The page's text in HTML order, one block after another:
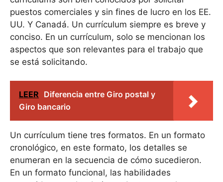
puestos comerciales y sin fines de lucro en los EE.
UU. Y Canadá. Un currículum siempre es breve y
conciso. En un currículum, solo se mencionan los
aspectos que son relevantes para el trabajo que
se está solicitando.
LEER Diferencia entre Giro postal y
Giro bancario
Un currículum tiene tres formatos. En un formato
cronológico, en este formato, los detalles se
enumeran en la secuencia de cómo sucedieron.
En un formato funcional, las habilidades